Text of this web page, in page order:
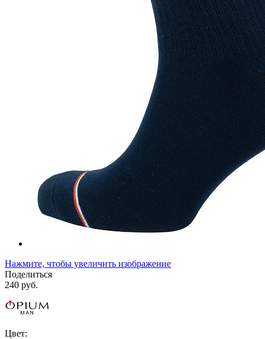
Нажмите, чтобы увеличить изображение
Поделиться
240 руб.
Цвет: